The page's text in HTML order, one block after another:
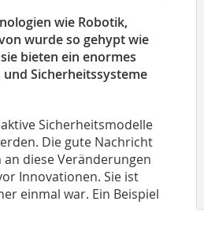
wie ­Robotik,
­wurde so gehypt wie
bieten ein enormes
Sicherheitssysteme
Sicherheitsmodelle
Die gute Nachricht
diese Veränderungen
Innovationen. Sie ist
einmal war. Ein Beispiel